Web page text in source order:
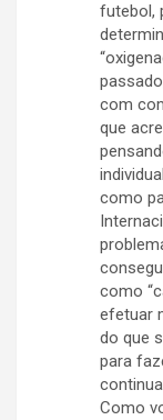
futebol,
com
que
como
como
efetuar
do que
para
Como